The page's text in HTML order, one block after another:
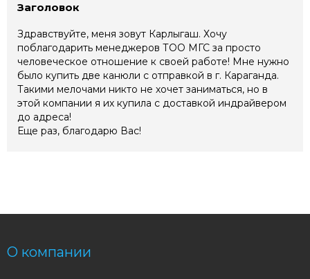
Заголовок
Здравствуйте, меня зовут Карлыгаш. Хочу
поблагодарить менеджеров ТОО МГС за просто
человеческое отношение к своей работе! Мне нужно
было купить две канюли с отправкой в г. Караганда.
Такими мелочами никто не хочет заниматься, но в
этой компании я их купила с доставкой индрайвером
до адреса!
Еще раз, благодарю Вас!
О компании